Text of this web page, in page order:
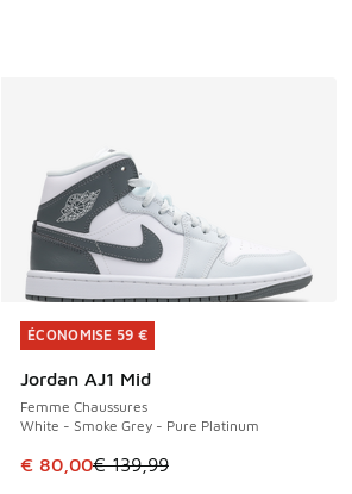
ÉCONOMISE 59 €
Jordan AJ1 Mid
Femme Chaussures
White - Smoke Grey - Pure Platinum
Cet article est en promotion. Prix en
€ 80,00€ 139,99
ÉCONOMISE 59 €